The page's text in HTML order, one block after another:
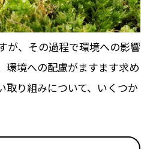
が、その過程で環境への影響
環境への配慮がますます求め
取り組みについて、いくつか